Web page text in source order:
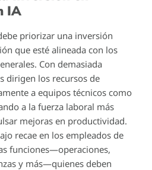
IA
priorizar una inversión
que esté alineada con los
Con demasiada
dirigen los recursos de
a equipos técnicos como
a la fuerza laboral más
mejoras en productividad.
recae en los empleados de
funciones—operaciones,
y más—quienes deben